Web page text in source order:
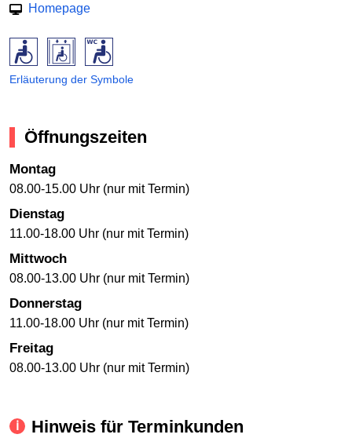
Homepage
Erläuterung der Symbole
Öffnungszeiten
Montag
08.00-15.00 Uhr (nur mit Termin)
Dienstag
11.00-18.00 Uhr (nur mit Termin)
Mittwoch
08.00-13.00 Uhr (nur mit Termin)
Donnerstag
11.00-18.00 Uhr (nur mit Termin)
Freitag
08.00-13.00 Uhr (nur mit Termin)
Hinweis für Terminkunden